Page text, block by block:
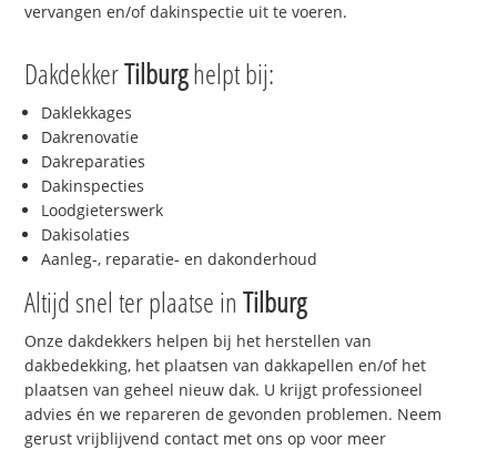
vervangen en/of dakinspectie uit te voeren.
DakdekkerTilburghelpt bij:
Daklekkages
Dakrenovatie
Dakreparaties
Dakinspecties
Loodgieterswerk
Dakisolaties
Aanleg-, reparatie- en dakonderhoud
Altijd snel ter plaatse inTilburg
Onze dakdekkers helpen bij het herstellen van
dakbedekking, het plaatsen van dakkapellen en/of het
plaatsen van geheel nieuw dak. U krijgt professioneel
advies én we repareren de gevonden problemen. Neem
gerust vrijblijvend contact met ons op voor meer